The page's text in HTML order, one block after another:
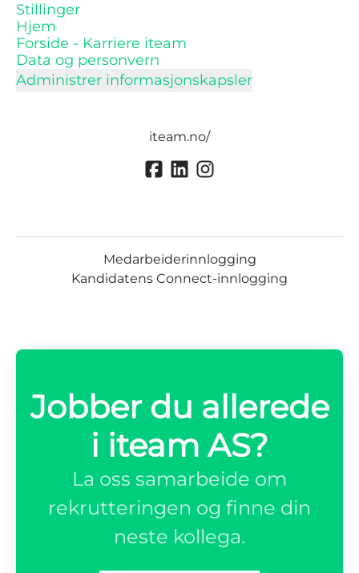
Stillinger
Hjem
Forside - Karriere iteam
Data og personvern
Administrer informasjonskapsler
iteam.no/
Medarbeiderinnlogging
Kandidatens Connect-innlogging
Jobber du allerede
i iteam AS?
La oss samarbeide om
rekrutteringen og finne din
neste kollega.